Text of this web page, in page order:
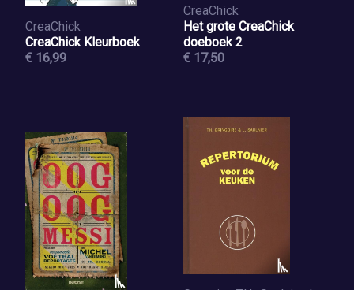
CreaChick
CreaChick Kleurboek
€ 16,99
CreaChick
Het grote CreaChick
doeboek 2
€ 17,50